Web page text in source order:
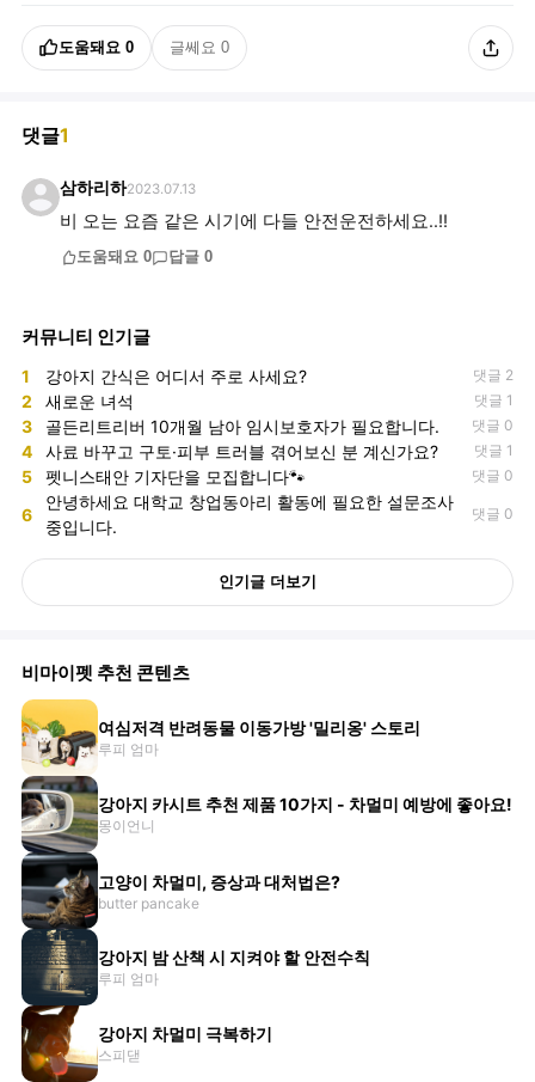
도움돼요 0 글쎄요 0
댓글1
삼하리하2023.07.13
비 오는 요즘 같은 시기에 다들 안전운전하세요..!!
도움돼요 0 답글 0
커뮤니티 인기글
1 강아지 간식은 어디서 주로 사세요? 댓글 2
2 새로운 녀석 댓글 1
3 골든리트리버 10개월 남아 임시보호자가 필요합니다. 댓글 0
4 사료 바꾸고 구토·피부 트러블 겪어보신 분 계신가요? 댓글 1
5 펫니스태안 기자단을 모집합니다🐾 댓글 0
6
안녕하세요 대학교 창업동아리 활동에 필요한 설문조사
중입니다.
댓글 0
인기글 더보기
비마이펫 추천 콘텐츠
여심저격 반려동물 이동가방 '밀리옹' 스토리
루피 엄마
강아지 카시트 추천 제품 10가지 - 차멀미 예방에 좋아요!
몽이언니
고양이 차멀미, 증상과 대처법은?
butter pancake
강아지 밤 산책 시 지켜야 할 안전수칙
루피 엄마
강아지 차멀미 극복하기
스피댇